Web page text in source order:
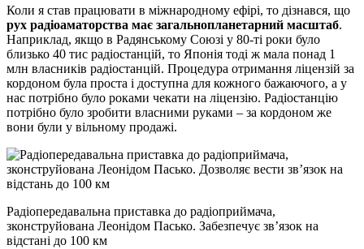
Коли я став працювати в міжнародному ефірі, то дізнався, що
рух радіоаматорства має загальнопланетарний масштаб.
Наприклад, якщо в Радянському Союзі у 80-ті роки було
близько 40 тис радіостанцій, то Японія тоді ж мала понад 1
млн власників радіостанцій. Процедура отримання ліцензій за
кордоном була проста і доступна для кожного бажаючого, а у
нас потрібно було роками чекати на ліцензію. Радіостанцію
потрібно було зробити власними руками – за кордоном же
вони були у вільному продажі.
Радіопередавальна приставка до радіоприймача,
зконструйована Леонідом Пасько. Забезпечує зв’язок на
відстані до 100 км